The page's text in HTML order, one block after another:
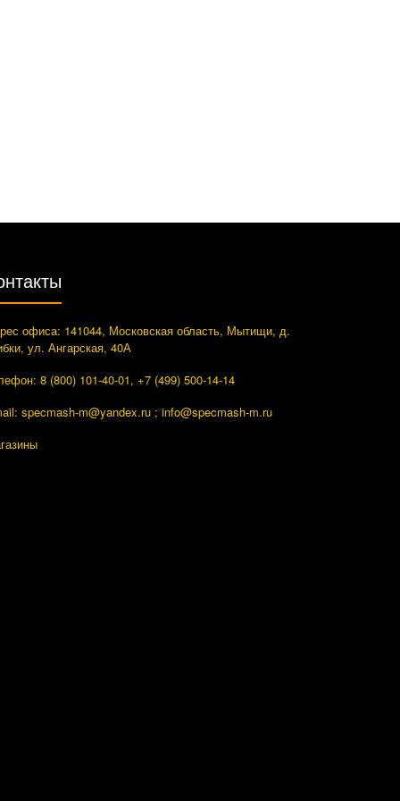
офиса: 141044, Московская область, Мытищи, д.
ул. Ангарская, 40А
8 (800) 101-40-01, +7 (499) 500-14-14
specmash-m@yandex.ru ; info@specmash-m.ru